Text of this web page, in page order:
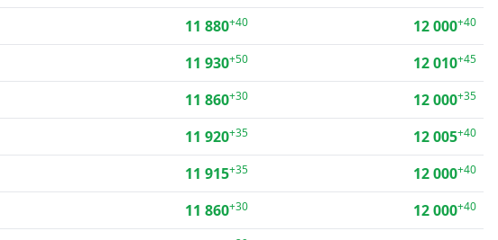
11 880+40 12 000+40
11 930+50 12 010+45
11 860+30 12 000+35
11 920+35 12 005+40
11 915+35 12 000+40
11 860+30 12 000+40